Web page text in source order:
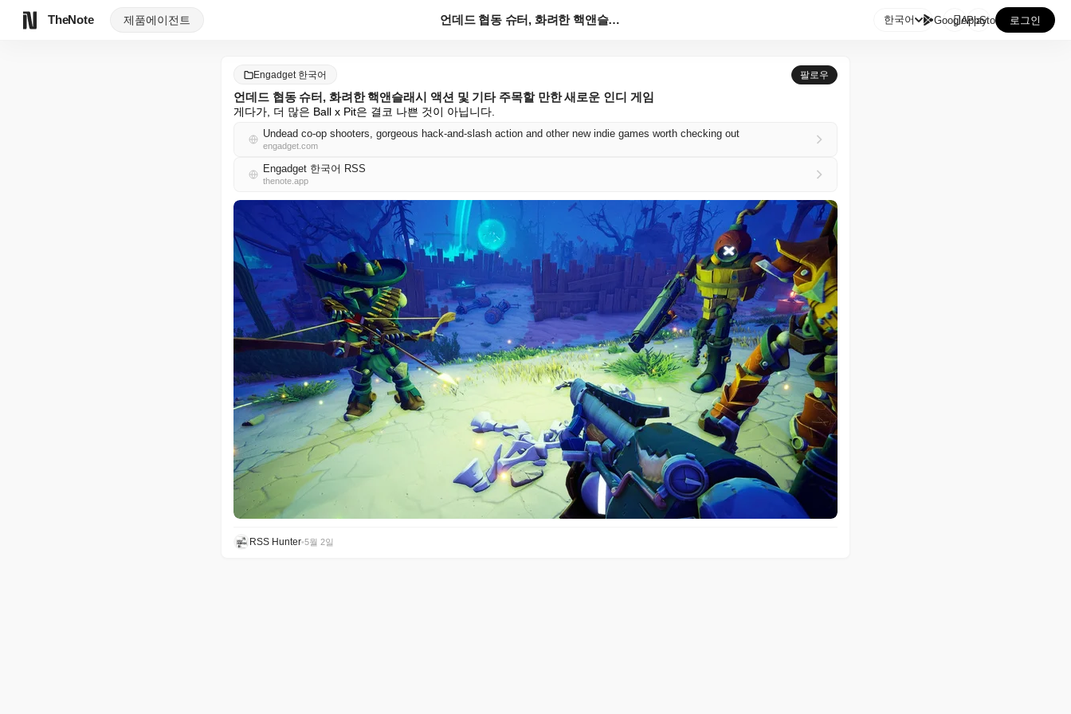
TheNote 제품에이전트 언데드 협동 슈터, 화려한 핵앤슬래시 액션 및 기타 주... 한국어 GooglePlay
AppStore 로그인
Engadget 한국어 팔로우
언데드 협동 슈터, 화려한 핵앤슬래시 액션 및 기타 주목할 만한 새로운 인디 게임
게다가, 더 많은 Ball x Pit은 결코 나쁜 것이 아닙니다.
Undead co-op shooters, gorgeous hack-and-slash action and other new indie games worth checking out
engadget.com
Engadget 한국어 RSS
thenote.app
RSS Hunter•5월 2일